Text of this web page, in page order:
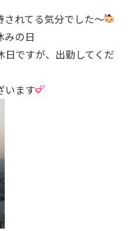
されてる気分でした〜
みの日
ですが、出勤してくだ
います